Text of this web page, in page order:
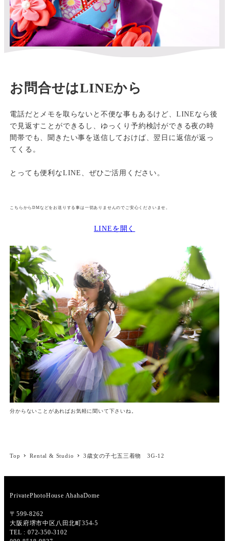
お問合せはLINEから
電話だとメモを取らないと不便な事もあるけど、LINEなら後
で見返すことができるし、ゆっくり予約検討ができる夜の時
間帯でも、聞きたい事を送信しておけば、翌日に返信が返っ
てくる。
とっても便利なLINE、ぜひご活用ください。
こちらからDMなどをお送りする事は一切ありませんのでご安心くださいませ。
LINEを開く
分からないことがあればお気軽に聞いて下さいね。
Top Rental & Studio 3歳女の子七五三着物 3G-12
PrivatePhotoHouse AhahaDome
〒599-8262
大阪府堺市中区八田北町354-5
TEL : 072-350-3102